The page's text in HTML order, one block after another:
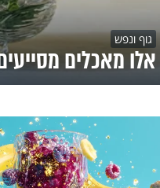
גוף ונפש
אלו מאכלים